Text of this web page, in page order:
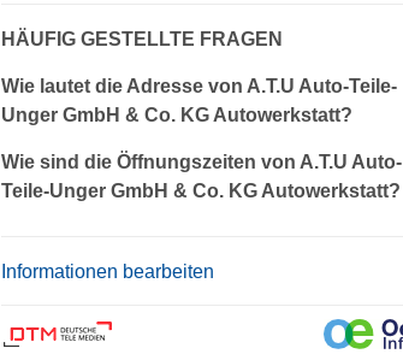
HÄUFIG GESTELLTE FRAGEN
Wie lautet die Adresse von A.T.U Auto-Teile-
Unger GmbH & Co. KG Autowerkstatt?
Wie sind die Öffnungszeiten von A.T.U Auto-
Teile-Unger GmbH & Co. KG Autowerkstatt?
Informationen bearbeiten